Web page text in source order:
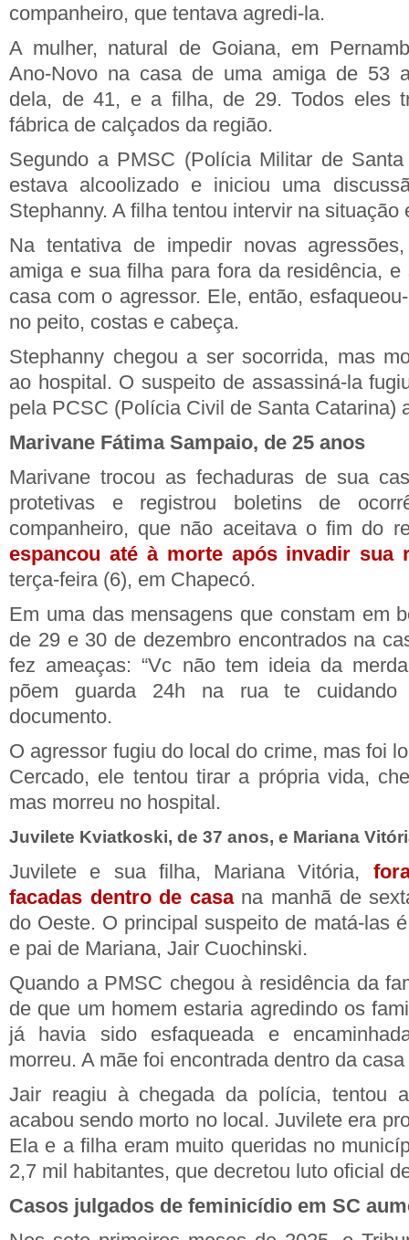
companheiro, que tentava agredi-la.
A mulher, natural de Goiana, em
Ano-Novo na casa de uma amiga de 53
dela, de 41, e a filha, de 29. Todos eles
fábrica de calçados da região.
Segundo a PMSC (Polícia Militar de
estava alcoolizado e iniciou uma
Stephanny. A filha tentou intervir na situação
Na tentativa de impedir novas
amiga e sua filha para fora da residência,
casa com o agressor. Ele, então,
no peito, costas e cabeça.
Stephanny chegou a ser socorrida, mas
ao hospital. O suspeito de assassiná-la
pela PCSC (Polícia Civil de Santa Catarina)
Marivane Fátima Sampaio, de 25 anos
Marivane trocou as fechaduras de sua
protetivas e registrou boletins de
companheiro, que não aceitava o fim do
espancou até à morte após invadir sua
terça-feira (6), em Chapecó.
Em uma das mensagens que constam em
de 29 e 30 de dezembro encontrados na
fez ameaças: “Vc não tem ideia da
põem guarda 24h na rua te cuidando
documento.
O agressor fugiu do local do crime, mas foi
Cercado, ele tentou tirar a própria vida,
mas morreu no hospital.
Juvilete Kviatkoski, de 37 anos, e Mariana
Juvilete e sua filha, Mariana Vitória,
facadas dentro de casana manhã de
do Oeste. O principal suspeito de matá-las
e pai de Mariana, Jair Cuochinski.
Quando a PMSC chegou à residência da
de que um homem estaria agredindo os
já havia sido esfaqueada e
morreu. A mãe foi encontrada dentro da
Jair reagiu à chegada da polícia, tentou
acabou sendo morto no local. Juvilete era
Ela e a filha eram muito queridas no
2,7 mil habitantes, que decretou luto oficial
Casos julgados de feminicídio em SC